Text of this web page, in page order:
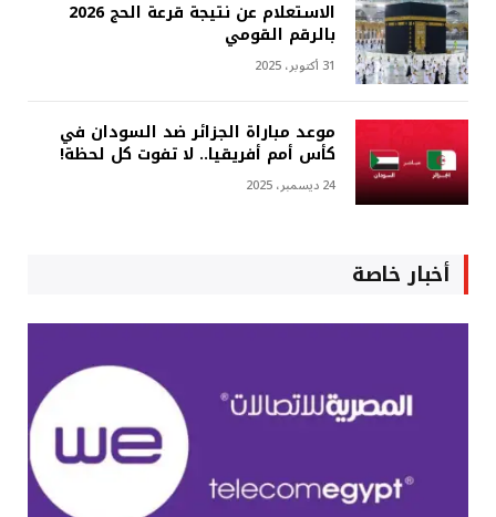
الاستعلام عن نتيجة قرعة الحج 2026
بالرقم القومي
31 أكتوبر، 2025
موعد مباراة الجزائر ضد السودان في
كأس أمم أفريقيا.. لا تفوت كل لحظة!
24 ديسمبر، 2025
أخبار خاصة